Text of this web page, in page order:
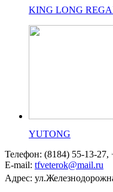
KING LONG
YUTONG
Телефон: (8184) 55-13-27,
E-mail: tfveterok@mail.ru
Адрес: